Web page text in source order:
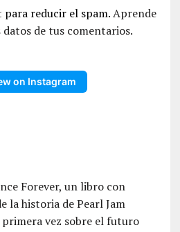
para reducir el spam.Aprende
de tus comentarios.
on Instagram
Forever, un libro con
la historia de Pearl Jam
vez sobre el futuro